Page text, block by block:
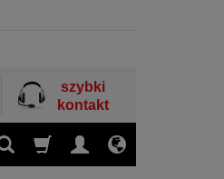
szybki
kontakt